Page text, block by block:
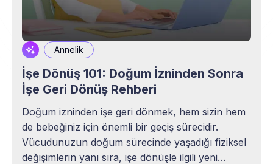
Annelik
İşe Dönüş 101: Doğum İzninden Sonra
İşe Geri Dönüş Rehberi
Doğum izninden işe geri dönmek, hem sizin hem
de bebeğiniz için önemli bir geçiş sürecidir.
Vücudunuzun doğum sürecinde yaşadığı fiziksel
değişimlerin yanı sıra, işe dönüşle ilgili yeni